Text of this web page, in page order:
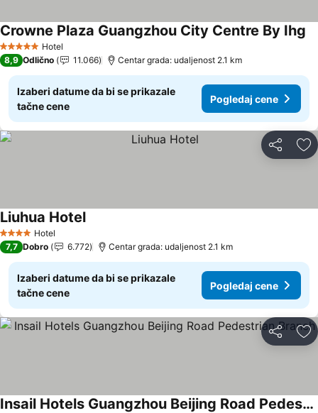
5 ZvezdiceHotel
Crowne Plaza Guangzhou City Centre By Ihg
8,9 Odlično 11.066 Centar grada: udaljenost 2.1 km
Izaberi datume da bi se prikazale
tačne cene
Pogledaj cene
Deli
4 ZvezdiceHotel
Liuhua HotelPogledaj cene
7,7 Dobro 6.772 Centar grada: udaljenost 2.1 km
Izaberi datume da bi se prikazale
tačne cene
Pogledaj cene
Deli
Insail Hotels Guangzhou Beijing Road Pedestrian Branch